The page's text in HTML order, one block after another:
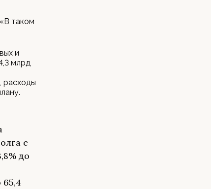
таком
и
млрд
расходы
с
до